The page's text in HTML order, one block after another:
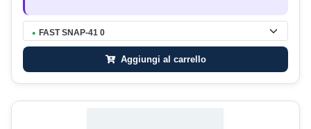
● FAST SNAP-41 0
Aggiungi al carrello